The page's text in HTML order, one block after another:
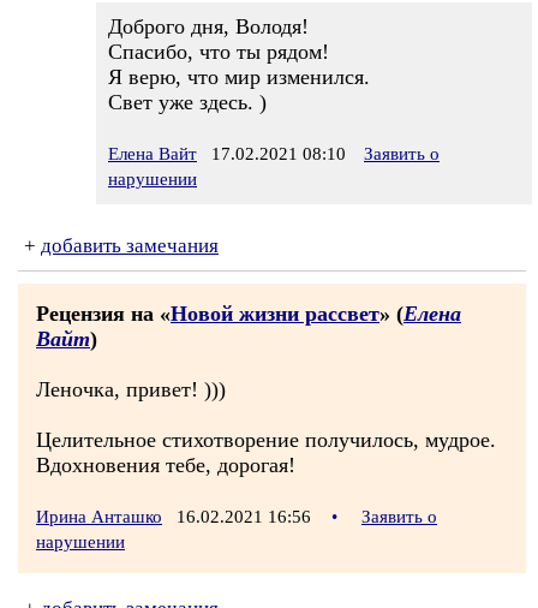
Доброго дня, Володя!
Спасибо, что ты рядом!
Я верю, что мир изменился.
Свет уже здесь. )
Елена Вайт 17.02.2021 08:10
Заявить о
нарушении
+ добавить замечания
Рецензия на «Новой жизни рассвет» (Елена
Вайт)
Леночка, привет! )))
Целительное стихотворение получилось, мудрое.
Вдохновения тебе, дорогая!
Ирина Анташко 16.02.2021 16:56 •
Заявить о
нарушении